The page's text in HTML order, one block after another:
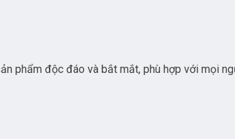
phẩm độc đáo và bắt mắt, phù hợp với mọi